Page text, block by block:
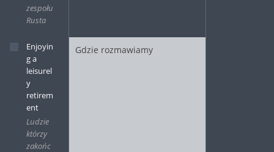
zespołu
Rusta
Enjoyin
g a
leisurel
y
retirem
ent
Ludzie
którzy
zakońc